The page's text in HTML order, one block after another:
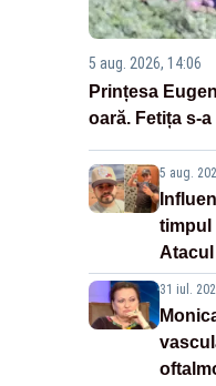
5 aug. 2026, 14:06
Prințesa
oară. Fetița s-
5 aug.
timpul
31 iul.